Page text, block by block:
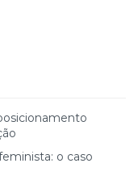
o caso